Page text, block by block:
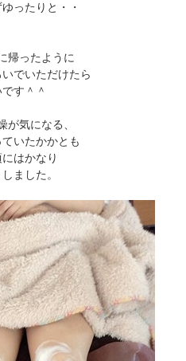
ったりと・・
帰ったように
でいただけたら
す＾＾
が気になる、
いたかかとも
はかなり
ました。